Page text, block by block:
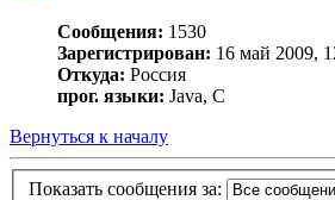
Сообщения: 1530
Зарегистрирован: 16 май 2009,
Откуда: Россия
прог. языки: Java, C
Вернуться к началу
Показать сообщения за: